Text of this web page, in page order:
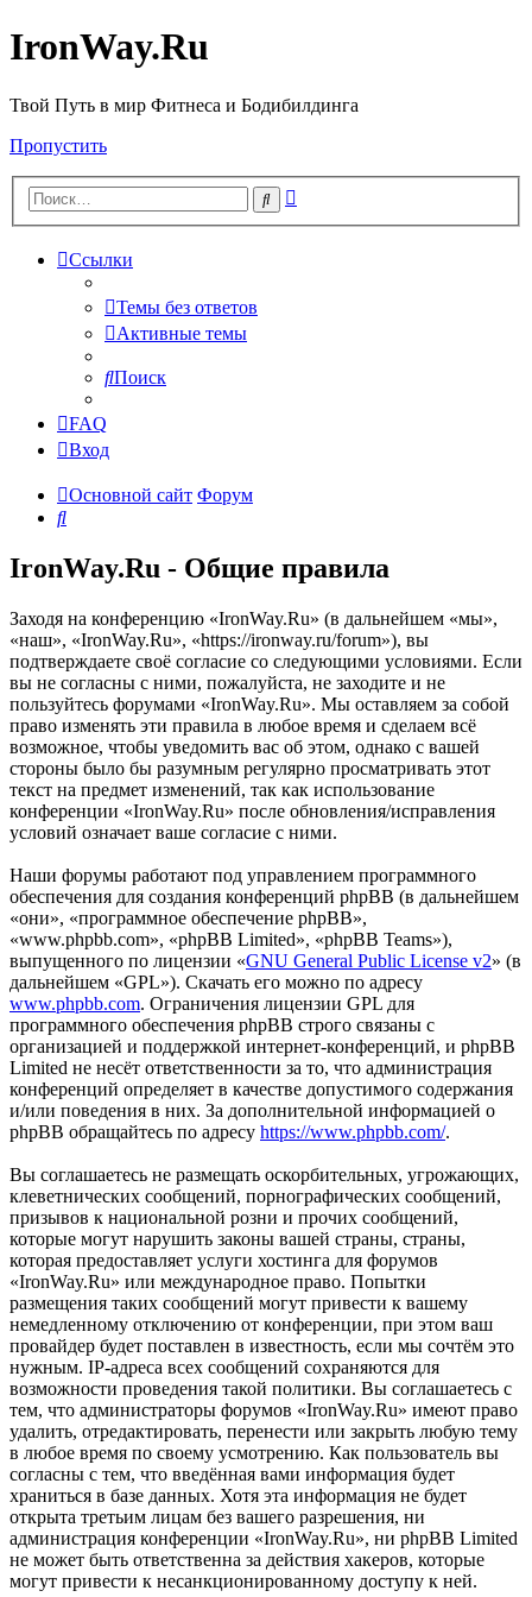
IronWay.Ru
Твой Путь в мир Фитнеса и Бодибилдинга
Пропустить
Поиск
Ссылки
Темы без ответов
Активные темы
Поиск
FAQ
Вход
Основной сайт Форум
Поиск
IronWay.Ru - Общие правила
Заходя на конференцию «IronWay.Ru» (в дальнейшем «мы»,
«наш», «IronWay.Ru», «https://ironway.ru/forum»), вы
подтверждаете своё согласие со следующими условиями. Если
вы не согласны с ними, пожалуйста, не заходите и не
пользуйтесь форумами «IronWay.Ru». Мы оставляем за собой
право изменять эти правила в любое время и сделаем всё
возможное, чтобы уведомить вас об этом, однако с вашей
стороны было бы разумным регулярно просматривать этот
текст на предмет изменений, так как использование
конференции «IronWay.Ru» после обновления/исправления
условий означает ваше согласие с ними.
Наши форумы работают под управлением программного
обеспечения для создания конференций phpBB (в дальнейшем
«они», «программное обеспечение phpBB»,
«www.phpbb.com», «phpBB Limited», «phpBB Teams»),
выпущенного по лицензии «GNU General Public License v2» (в
дальнейшем «GPL»). Скачать его можно по адресу
www.phpbb.com. Ограничения лицензии GPL для
программного обеспечения phpBB строго связаны с
организацией и поддержкой интернет-конференций, и phpBB
Limited не несёт ответственности за то, что администрация
конференций определяет в качестве допустимого содержания
и/или поведения в них. За дополнительной информацией о
phpBB обращайтесь по адресу https://www.phpbb.com/.
Вы соглашаетесь не размещать оскорбительных, угрожающих,
клеветнических сообщений, порнографических сообщений,
призывов к национальной розни и прочих сообщений,
которые могут нарушить законы вашей страны, страны,
которая предоставляет услуги хостинга для форумов
«IronWay.Ru» или международное право. Попытки
размещения таких сообщений могут привести к вашему
немедленному отключению от конференции, при этом ваш
провайдер будет поставлен в известность, если мы сочтём это
нужным. IP-адреса всех сообщений сохраняются для
возможности проведения такой политики. Вы соглашаетесь с
тем, что администраторы форумов «IronWay.Ru» имеют право
удалить, отредактировать, перенести или закрыть любую тему
в любое время по своему усмотрению. Как пользователь вы
согласны с тем, что введённая вами информация будет
храниться в базе данных. Хотя эта информация не будет
открыта третьим лицам без вашего разрешения, ни
администрация конференции «IronWay.Ru», ни phpBB Limited
не может быть ответственна за действия хакеров, которые
могут привести к несанкционированному доступу к ней.